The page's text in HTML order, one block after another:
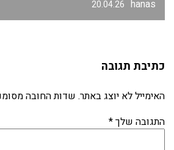
hanas
20.04.26
כתיבת תגובה
האימייל לא יוצג באתר. שדות החובה
התגובה שלך*